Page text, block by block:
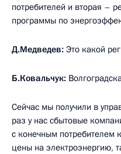
потребителей и вторая –
программы по
Д.Медведев: Это какой
Б.Ковальчук:
Сейчас мы получили в
раз у нас сбытовые
с конечным потребителем
цены на электроэнергию,